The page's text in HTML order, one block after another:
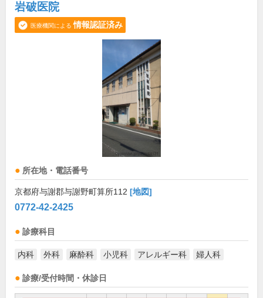
岩破医院
医療機関による 情報認証済み
所在地・電話番号
京都府与謝郡与謝野町算所112 [地図]
0772-42-2425
診療科目
内科 外科 麻酔科 小児科 アレルギー科 婦人科
診療/受付時間・休診日